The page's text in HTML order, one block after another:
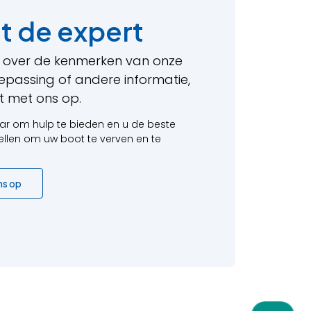
de expert
de kenmerken van onze
of andere informatie,
met ons op.
om hulp te bieden en u de beste
om uw boot te verven en te
op